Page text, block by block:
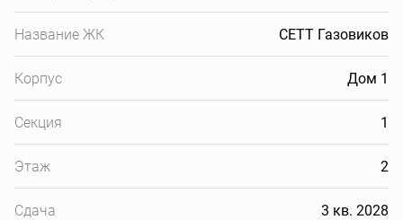
Название ЖК СЕТТ Газовиков
Корпус Дом 1
Секция 1
Этаж 2
Сдача 3 кв. 2028